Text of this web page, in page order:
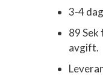
3-4
89
avgift.